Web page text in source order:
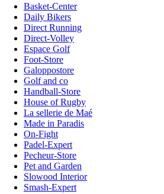
Basket-Center
Daily Bikers
Direct Running
Direct-Volley
Espace Golf
Foot-Store
Galoppostore
Golf and co
Handball-Store
House of Rugby
La sellerie de Maé
Made in Paradis
On-Fight
Padel-Expert
Pecheur-Store
Pet and Garden
Slowood Interior
Smash-Expert